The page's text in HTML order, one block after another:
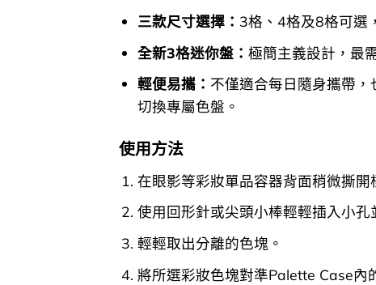
三款尺寸選擇： 3格、4格及8格可選
全新3格迷你盤： 極簡主義設計，最
輕便易攜： 不僅適合每日隨身攜帶
切換專屬色盤。
使用方法
在眼影等彩妝單品容器背面稍微撕開
使用回形針或尖頭小棒輕輕插入小孔
輕輕取出分離的色塊。
將所選彩妝色塊對準Palette Case內